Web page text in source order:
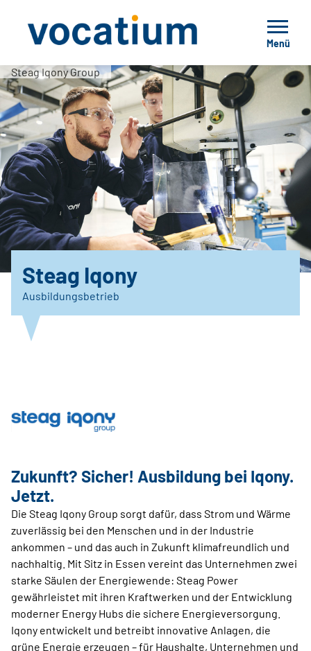
Menü
Steag Iqony Group
Steag Iqony
Ausbildungsbetrieb
Zukunft? Sicher! Ausbildung bei Iqony.
Jetzt.
Die Steag Iqony Group sorgt dafür, dass Strom und Wärme
zuverlässig bei den Menschen und in der Industrie
ankommen – und das auch in Zukunft klimafreundlich und
nachhaltig. Mit Sitz in Essen vereint das Unternehmen zwei
starke Säulen der Energiewende: Steag Power
gewährleistet mit ihren Kraftwerken und der Entwicklung
moderner Energy Hubs die sichere Energieversorgung.
Iqony entwickelt und betreibt innovative Anlagen, die
grüne Energie erzeugen – für Haushalte, Unternehmen und